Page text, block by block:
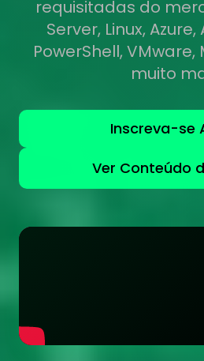
requisitadas do
Server, Linux, Azure,
PowerShell,
muito
Inscreva-se
Ver Conteúdo